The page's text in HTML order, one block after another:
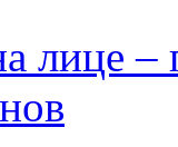
лице –